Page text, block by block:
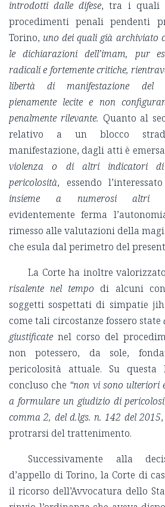
introdotti dalle difese, tra i quali
procedimenti penali pendenti
Torino, uno dei quali già archiviato
le dichiarazioni dell’imam, pur
radicali e fortemente critiche,
libertà di manifestazione del
pienamente lecite e non
penalmente rilevante. Quanto al
relativo a un blocco
manifestazione, dagli atti è emersa
violenza o di altri indicatori di
pericolosità, essendo l’interessato
insieme a numerosi altri
evidentemente ferma
rimesso alle valutazioni della
che esula dal perimetro del
La Corte ha inoltre
risalente nel tempo di alcuni
soggetti sospettati di simpatie
come tali circostanze fossero state
giustificate nel corso del
non potessero, da sole,
pericolosità attuale. Su
concluso che “non vi sono ulteriori
a formulare un giudizio di
comma 2, del d.lgs. n. 142 del 2015
protrarsi del trattenimento.
Successivamente alla
d’appello di Torino, la Corte di
il ricorso dell’Avvocatura dello